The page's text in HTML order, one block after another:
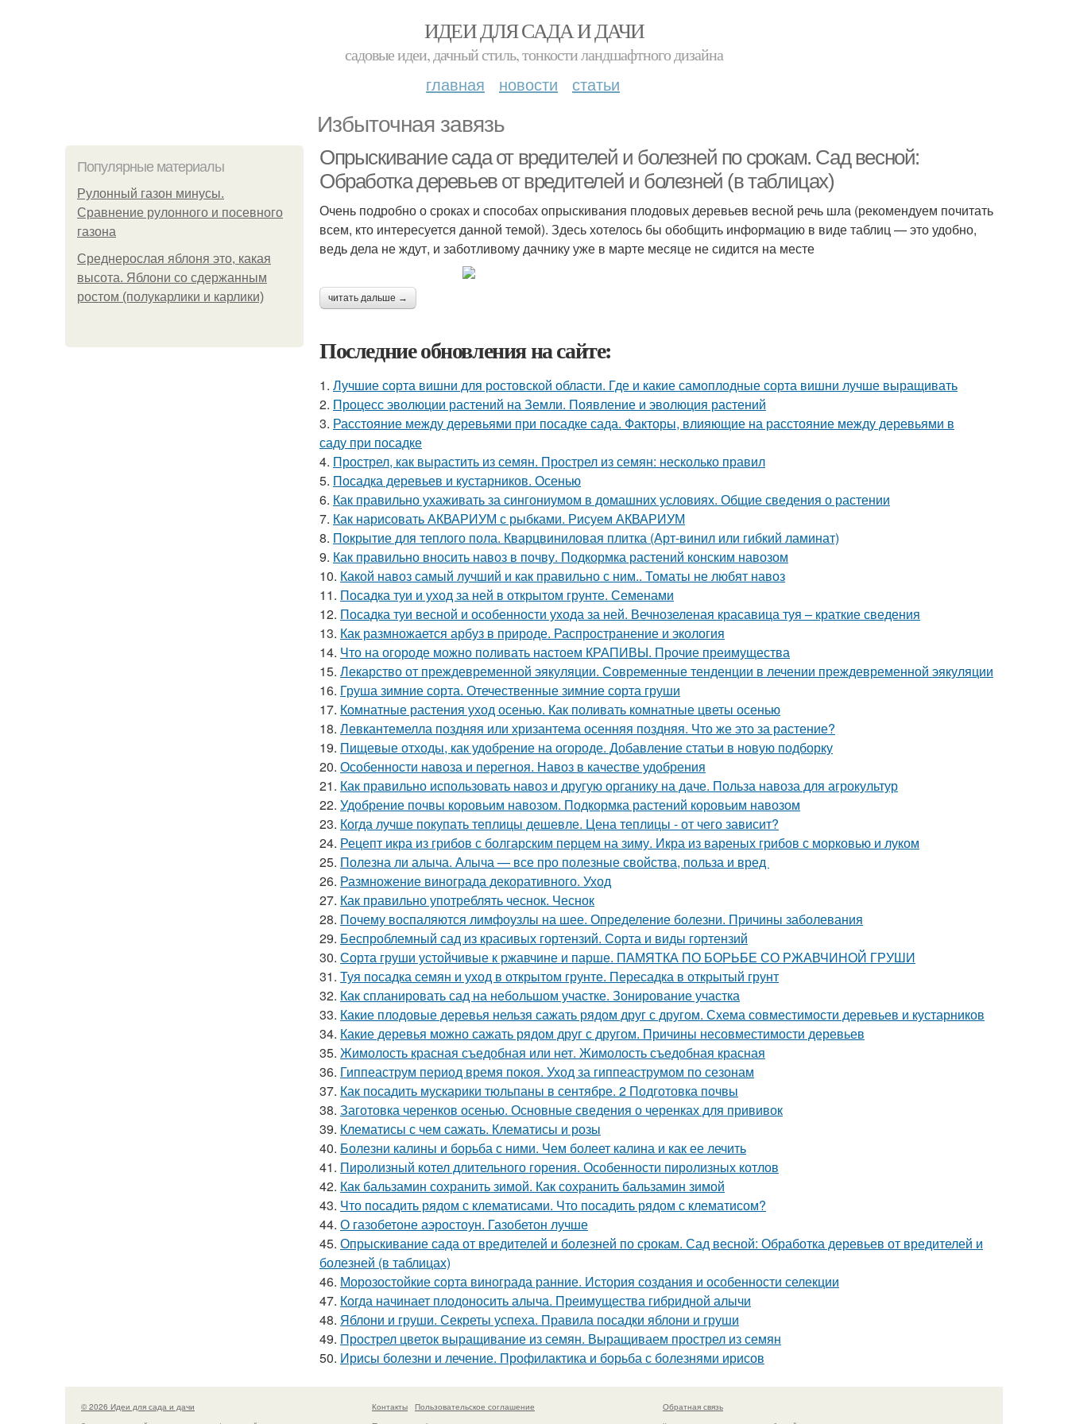
ИДЕИ ДЛЯ САДА И ДАЧИ
садовые идеи, дачный стиль, тонкости ландшафтного дизайна
главная новости статьи
Избыточная завязь
Популярные материалы
Рулонный газон минусы.
Сравнение рулонного и посевного
газона
Среднерослая яблоня это, какая
высота. Яблони со сдержанным
ростом (полукарлики и карлики)
Опрыскивание сада от вредителей и болезней по срокам. Сад весной:
Обработка деревьев от вредителей и болезней (в таблицах)
Очень подробно о сроках и способах опрыскивания плодовых деревьев весной речь шла (рекомендуем почитать
всем, кто интересуется данной темой). Здесь хотелось бы обобщить информацию в виде таблиц — это удобно,
ведь дела не ждут, и заботливому дачнику уже в марте месяце не сидится на месте
читать дальше →
Последние обновления на сайте:
1. Лучшие сорта вишни для ростовской области. Где и какие самоплодные сорта вишни лучше выращивать
2. Процесс эволюции растений на Земли. Появление и эволюция растений
3. Расстояние между деревьями при посадке сада. Факторы, влияющие на расстояние между деревьями в
саду при посадке
4. Прострел, как вырастить из семян. Прострел из семян: несколько правил
5. Посадка деревьев и кустарников. Осенью
6. Как правильно ухаживать за сингониумом в домашних условиях. Общие сведения о растении
7. Как нарисовать АКВАРИУМ с рыбками. Рисуем АКВАРИУМ
8. Покрытие для теплого пола. Кварцвиниловая плитка (Арт-винил или гибкий ламинат)
9. Как правильно вносить навоз в почву. Подкормка растений конским навозом
10. Какой навоз самый лучший и как правильно с ним.. Томаты не любят навоз
11. Посадка туи и уход за ней в открытом грунте. Семенами
12. Посадка туи весной и особенности ухода за ней. Вечнозеленая красавица туя – краткие сведения
13. Как размножается арбуз в природе. Распространение и экология
14. Что на огороде можно поливать настоем КРАПИВЫ. Прочие преимущества
15. Лекарство от преждевременной эякуляции. Современные тенденции в лечении преждевременной эякуляции
16. Груша зимние сорта. Отечественные зимние сорта груши
17. Комнатные растения уход осенью. Как поливать комнатные цветы осенью
18. Левкантемелла поздняя или хризантема осенняя поздняя. Что же это за растение?
19. Пищевые отходы, как удобрение на огороде. Добавление статьи в новую подборку
20. Особенности навоза и перегноя. Навоз в качестве удобрения
21. Как правильно использовать навоз и другую органику на даче. Польза навоза для агрокультур
22. Удобрение почвы коровьим навозом. Подкормка растений коровьим навозом
23. Когда лучше покупать теплицы дешевле. Цена теплицы - от чего зависит?
24. Рецепт икра из грибов с болгарским перцем на зиму. Икра из вареных грибов с морковью и луком
25. Полезна ли алыча. Алыча — все про полезные свойства, польза и вред
26. Размножение винограда декоративного. Уход
27. Как правильно употреблять чеснок. Чеснок
28. Почему воспаляются лимфоузлы на шее. Определение болезни. Причины заболевания
29. Беспроблемный сад из красивых гортензий. Сорта и виды гортензий
30. Сорта груши устойчивые к ржавчине и парше. ПАМЯТКА ПО БОРЬБЕ СО РЖАВЧИНОЙ ГРУШИ
31. Туя посадка семян и уход в открытом грунте. Пересадка в открытый грунт
32. Как спланировать сад на небольшом участке. Зонирование участка
33. Какие плодовые деревья нельзя сажать рядом друг с другом. Схема совместимости деревьев и кустарников
34. Какие деревья можно сажать рядом друг с другом. Причины несовместимости деревьев
35. Жимолость красная съедобная или нет. Жимолость съедобная красная
36. Гиппеаструм период время покоя. Уход за гиппеаструмом по сезонам
37. Как посадить мускарики тюльпаны в сентябре. 2 Подготовка почвы
38. Заготовка черенков осенью. Основные сведения о черенках для прививок
39. Клематисы с чем сажать. Клематисы и розы
40. Болезни калины и борьба с ними. Чем болеет калина и как ее лечить
41. Пиролизный котел длительного горения. Особенности пиролизных котлов
42. Как бальзамин сохранить зимой. Как сохранить бальзамин зимой
43. Что посадить рядом с клематисами. Что посадить рядом с клематисом?
44. О газобетоне аэростоун. Газобетон лучше
45. Опрыскивание сада от вредителей и болезней по срокам. Сад весной: Обработка деревьев от вредителей и
болезней (в таблицах)
46. Морозостойкие сорта винограда ранние. История создания и особенности селекции
47. Когда начинает плодоносить алыча. Преимущества гибридной алычи
48. Яблони и груши. Секреты успеха. Правила посадки яблони и груши
49. Прострел цветок выращивание из семян. Выращиваем прострел из семян
50. Ирисы болезни и лечение. Профилактика и борьба с болезнями ирисов
© 2026 Идеи для сада и дачи Контакты
Пользовательское соглашение
Обратная связь